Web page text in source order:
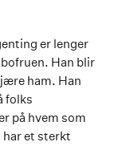
er lenger
Han blir
ham. Han
folks
på hvem som
et sterkt